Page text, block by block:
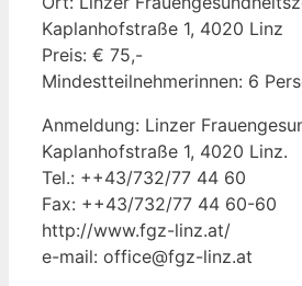
Kaplanhofstraße 1, 4020 Linz
Preis: € 75,-
Mindestteilnehmerinnen: 6
Anmeldung: Linzer
Kaplanhofstraße 1, 4020 Linz.
Tel.: ++43/732/77 44 60
Fax: ++43/732/77 44 60-60
http://www.fgz-linz.at/
e-mail: office@fgz-linz.at